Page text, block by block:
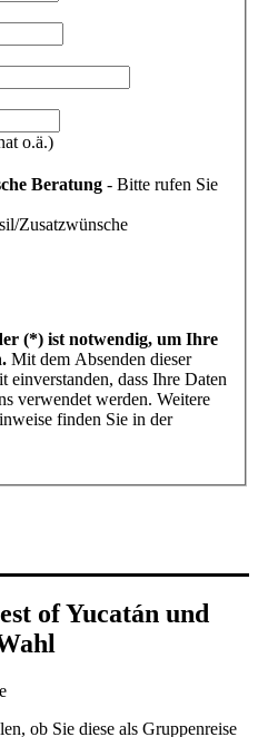
o.ä.)
Beratung - Bitte rufen Sie
Zusatzwünsche
(*) ist notwendig, um Ihre
Mit dem Absenden dieser
einverstanden, dass Ihre Daten
verwendet werden. Weitere
finden Sie in der
of Yucatán und
ob Sie diese als Gruppenreise